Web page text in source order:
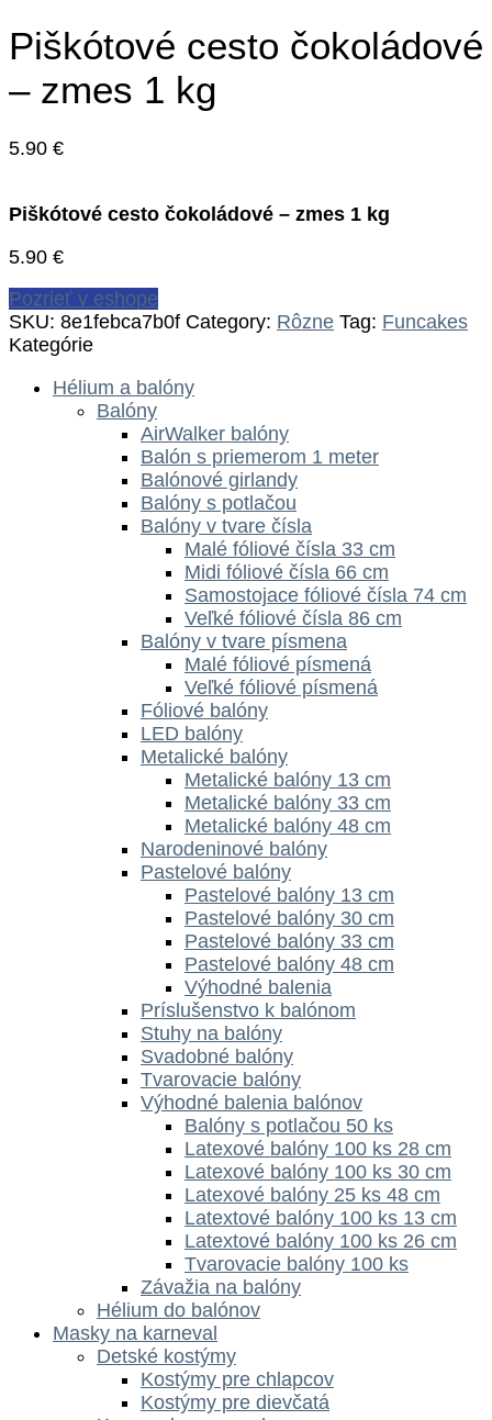
Piškótové cesto čokoládové
– zmes 1 kg
5.90 €
Piškótové cesto čokoládové – zmes 1 kg
5.90 €
Pozrieť v eshope
SKU: 8e1febca7b0f Category: Rôzne Tag: Funcakes
Kategórie
Hélium a balóny
Balóny
AirWalker balóny
Balón s priemerom 1 meter
Balónové girlandy
Balóny s potlačou
Balóny v tvare čísla
Malé fóliové čísla 33 cm
Midi fóliové čísla 66 cm
Samostojace fóliové čísla 74 cm
Veľké fóliové čísla 86 cm
Balóny v tvare písmena
Malé fóliové písmená
Veľké fóliové písmená
Fóliové balóny
LED balóny
Metalické balóny
Metalické balóny 13 cm
Metalické balóny 33 cm
Metalické balóny 48 cm
Narodeninové balóny
Pastelové balóny
Pastelové balóny 13 cm
Pastelové balóny 30 cm
Pastelové balóny 33 cm
Pastelové balóny 48 cm
Výhodné balenia
Príslušenstvo k balónom
Stuhy na balóny
Svadobné balóny
Tvarovacie balóny
Výhodné balenia balónov
Balóny s potlačou 50 ks
Latexové balóny 100 ks 28 cm
Latexové balóny 100 ks 30 cm
Latexové balóny 25 ks 48 cm
Latextové balóny 100 ks 13 cm
Latextové balóny 100 ks 26 cm
Tvarovacie balóny 100 ks
Závažia na balóny
Hélium do balónov
Masky na karneval
Detské kostýmy
Kostýmy pre chlapcov
Kostýmy pre dievčatá